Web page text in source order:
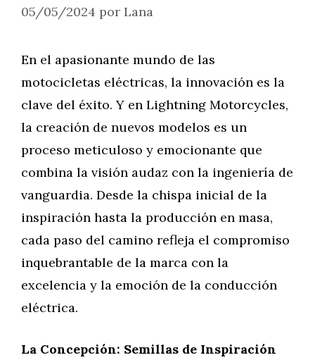
05/05/2024 por Lana
En el apasionante mundo de las
motocicletas eléctricas, la innovación es la
clave del éxito. Y en Lightning Motorcycles,
la creación de nuevos modelos es un
proceso meticuloso y emocionante que
combina la visión audaz con la ingeniería de
vanguardia. Desde la chispa inicial de la
inspiración hasta la producción en masa,
cada paso del camino refleja el compromiso
inquebrantable de la marca con la
excelencia y la emoción de la conducción
eléctrica.
La Concepción: Semillas de Inspiración